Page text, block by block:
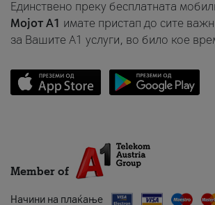
Единствено преку бесплатната
Мојот A1 имате пристап до сите
за Вашите A1 услуги, во било кое
Member of
Начини на плаќање